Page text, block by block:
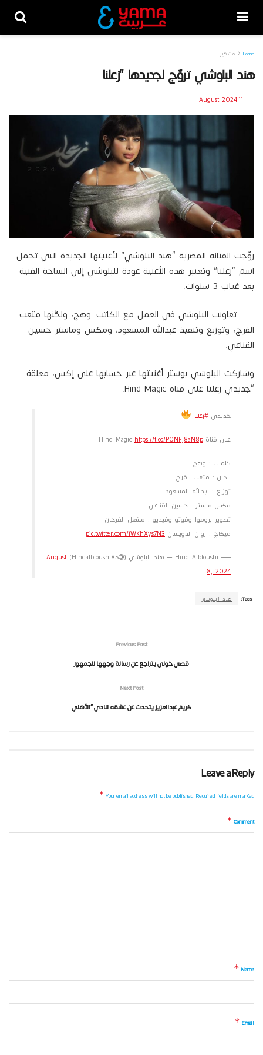
Home مشاهير
هند البلوشي تروّج لجديدها “زعلنا
11 August، 2024
روّجت الفنانة المصرية “هند البلوشي” لأغنيتها الجديدة التي تحمل
اسم “زعلنا” وتعتبر هذه الأغنية عودة للبلوشي إلى الساحة الفنية
بعد غياب 3 سنوات.
تعاونت البلوشي في العمل مع الكاتب: وهج، ولحَّنها متعب
الفرج، وتوزيع وتنفيذ عبدالله المسعود، ومكس وماستر حسين
القناعي.
وشاركت البلوشي بوستر أغنيتها عبر حسابها على إكس، معلقة:
“جديدي زعلنا على قناة Hind Magic.
جديدي #زعلنا
على قناة Hind Magic https://t.co/PONFj8aN8p
كلمات : وهج
الحان : متعب الفرج
توزيع : عبدالله المسعود
مكس ماستر : حسين القناعي
تصوير بروموا وفوتو وفيديو : مشعل الفرحان
ميكاج : روان الدويسان pic.twitter.com/iWkhXys7N3
— Hind Albloushi – هند البلوشي (@Hindalbloushi85)
August
8, 2024
Tags: هند البلوشي
Previous Post
قصي خولي يتراجع عن رسالة وجهها للجمهور
Next Post
كريم عبدالعزيز يتحدث عن عشقه لنادي “الأهلي
Leave a Reply
Your email address will not be published.Required fields are marked
*
Comment
*
Name
*
Email
*